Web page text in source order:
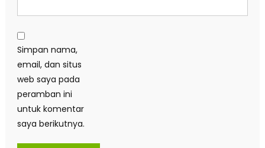
Simpan nama,
email, dan situs
web saya pada
peramban ini
untuk komentar
saya berikutnya.